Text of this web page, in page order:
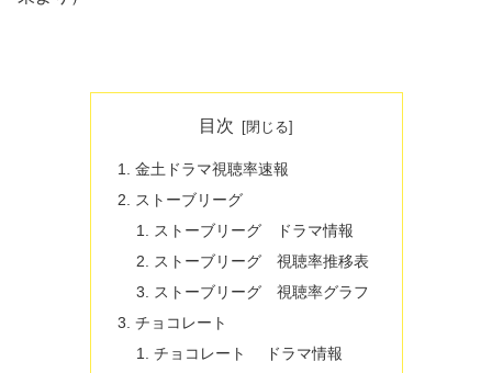
目次
金土ドラマ視聴率速報
ストーブリーグ
ストーブリーグ ドラマ情報
ストーブリーグ 視聴率推移表
ストーブリーグ 視聴率グラフ
チョコレート
チョコレート ドラマ情報